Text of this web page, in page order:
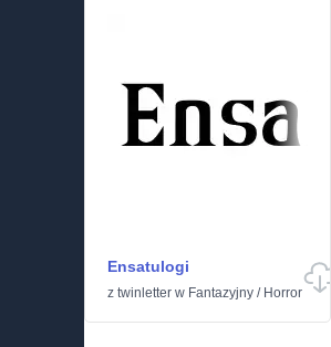
Ensatulogi
z twinletter w Fantazyjny / Horror